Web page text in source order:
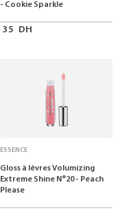
- Cookie Sparkle
35 DH
ESSENCE
Gloss à lèvres Volumizing
Extreme Shine N°20 - Peach
Please